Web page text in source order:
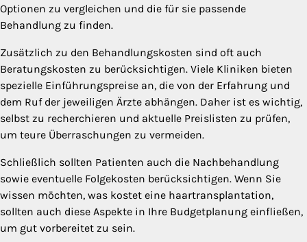
Optionen zu vergleichen und die für sie passende
Behandlung zu finden.
Zusätzlich zu den Behandlungskosten sind oft auch
Beratungskosten zu berücksichtigen. Viele Kliniken bieten
spezielle Einführungspreise an, die von der Erfahrung und
dem Ruf der jeweiligen Ärzte abhängen. Daher ist es wichtig,
selbst zu recherchieren und aktuelle Preislisten zu prüfen,
um teure Überraschungen zu vermeiden.
Schließlich sollten Patienten auch die Nachbehandlung
sowie eventuelle Folgekosten berücksichtigen. Wenn Sie
wissen möchten, was kostet eine haartransplantation,
sollten auch diese Aspekte in Ihre Budgetplanung einfließen,
um gut vorbereitet zu sein.